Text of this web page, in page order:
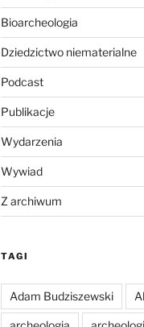
Bioarcheologia
Dziedzictwo niematerialne
Podcast
Publikacje
Wydarzenia
Wywiad
Z archiwum
TAGI
Adam Budziszewski